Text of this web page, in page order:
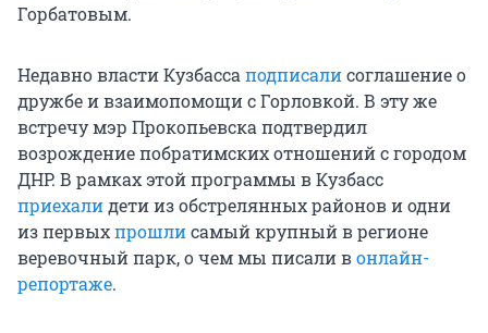
Горбатовым.
Недавно власти Кузбасса подписалисоглашение о
дружбе и взаимопомощи с Горловкой. В эту же
встречу мэр Прокопьевска подтвердил
возрождение побратимских отношений с городом
ДНР. В рамках этой программы в Кузбасс
приехалидети из обстрелянных районов и одни
из первыхпрошлисамый крупный в регионе
веревочный парк, о чем мы писали вонлайн-
репортаже.